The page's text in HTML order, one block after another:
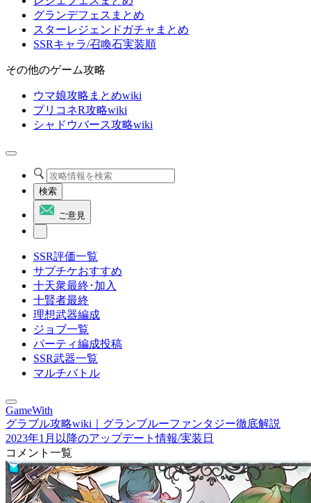
グランデフェスまとめ
スターレジェンドガチャまとめ
SSRキャラ/召喚石実装順
その他のゲーム攻略
ウマ娘攻略まとめwiki
プリコネR攻略wiki
シャドウバース攻略wiki
検索
ご意見
SSR評価一覧
サプチケおすすめ
十天衆最終･加入
十賢者最終
理想武器編成
ジョブ一覧
パーティ編成投稿
SSR武器一覧
マルチバトル
GameWith
グラブル攻略wiki｜グランブルーファンタジー徹底解説
2023年1月以降のアップデート情報/実装日
コメント一覧